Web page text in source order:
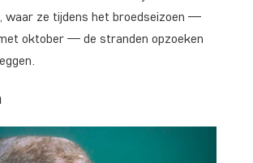
waar ze tijdens het broedseizoen —
oktober — de stranden opzoeken